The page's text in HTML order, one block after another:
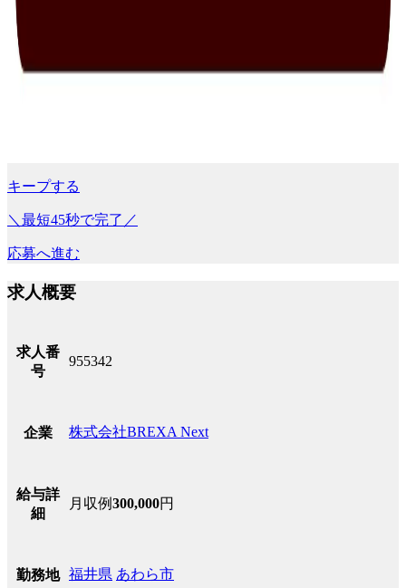
キープする
＼最短45秒で完了／
応募へ進む
求人概要
求人番
号
955342
企業 株式会社BREXA Next
給与詳
細
月収例300,000円
勤務地 福井県 あわら市